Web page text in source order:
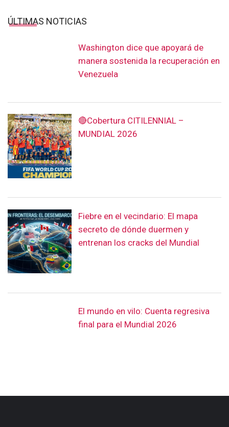
ÚLTIMAS NOTICIAS
Washington dice que apoyará de
manera sostenida la recuperación en
Venezuela
🔴Cobertura CITILENNIAL –
MUNDIAL 2026
Fiebre en el vecindario: El mapa
secreto de dónde duermen y
entrenan los cracks del Mundial
El mundo en vilo: Cuenta regresiva
final para el Mundial 2026